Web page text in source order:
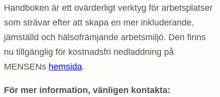
Handboken är ett ovärderligt verktyg för arbetsplatser
som strävar efter att skapa en mer inkluderande,
jämställd och hälsofrämjande arbetsmiljö. Den finns
nu tillgänglig för kostnadsfri nedladdning på
MENSENs hemsida.
För mer information, vänligen kontakta: